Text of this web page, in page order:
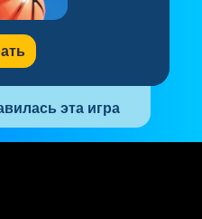
эта игра